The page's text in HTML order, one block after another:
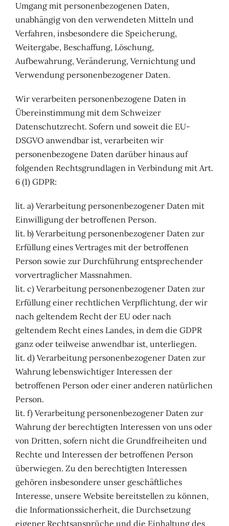
Umgang mit personenbezogenen Daten,
unabhängig von den verwendeten Mitteln und
Verfahren, insbesondere die Speicherung,
Weitergabe, Beschaffung, Löschung,
Aufbewahrung, Veränderung, Vernichtung und
Verwendung personenbezogener Daten.
Wir verarbeiten personenbezogene Daten in
Übereinstimmung mit dem Schweizer
Datenschutzrecht. Sofern und soweit die EU-
DSGVO anwendbar ist, verarbeiten wir
personenbezogene Daten darüber hinaus auf
folgenden Rechtsgrundlagen in Verbindung mit Art.
6 (1) GDPR:
lit. a) Verarbeitung personenbezogener Daten mit
Einwilligung der betroffenen Person.
lit. b) Verarbeitung personenbezogener Daten zur
Erfüllung eines Vertrages mit der betroffenen
Person sowie zur Durchführung entsprechender
vorvertraglicher Massnahmen.
lit. c) Verarbeitung personenbezogener Daten zur
Erfüllung einer rechtlichen Verpflichtung, der wir
nach geltendem Recht der EU oder nach
geltendem Recht eines Landes, in dem die GDPR
ganz oder teilweise anwendbar ist, unterliegen.
lit. d) Verarbeitung personenbezogener Daten zur
Wahrung lebenswichtiger Interessen der
betroffenen Person oder einer anderen natürlichen
Person.
lit. f) Verarbeitung personenbezogener Daten zur
Wahrung der berechtigten Interessen von uns oder
von Dritten, sofern nicht die Grundfreiheiten und
Rechte und Interessen der betroffenen Person
überwiegen. Zu den berechtigten Interessen
gehören insbesondere unser geschäftliches
Interesse, unsere Website bereitstellen zu können,
die Informationssicherheit, die Durchsetzung
eigener Rechtsansprüche und die Einhaltung des